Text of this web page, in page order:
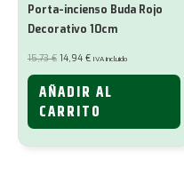
Porta-incienso Buda Rojo
Decorativo 10cm
15,73€ El
precio
original
15,73 €.
14,94 €El
actual
14,94 €.
IVA incluido
AÑADIR AL
CARRITO